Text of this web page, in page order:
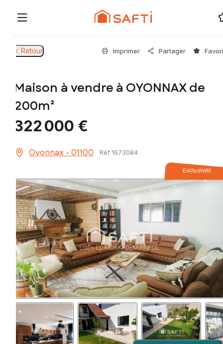
Retour Imprimer Partager
Maison à vendre à OYONNAX de
200m²
322 000 €
Oyonnax - 01100 Réf 1673084
Exclusivité